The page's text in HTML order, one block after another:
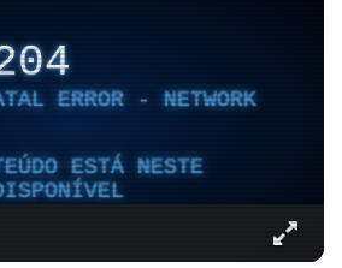
ERROR - NETWORK
ESTÁ NESTE